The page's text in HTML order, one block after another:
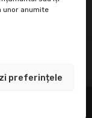
anumite
preferințele
uri (UE)